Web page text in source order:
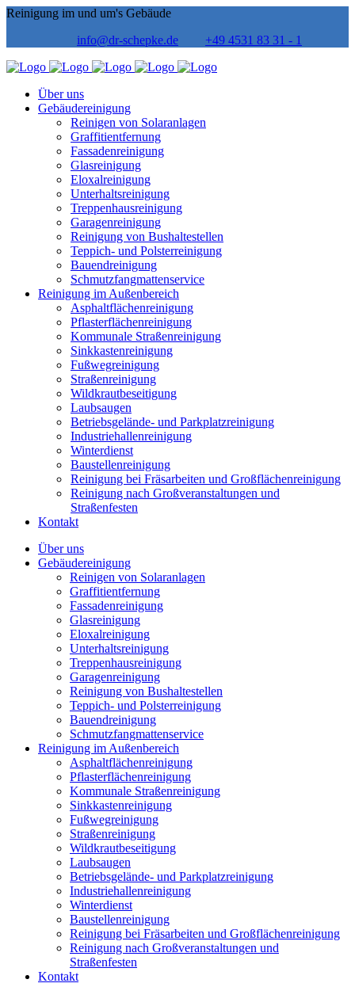
Reinigung im und um's Gebäude
info@dr-schepke.de
+49 4531 83 31 - 1
Über uns
Gebäudereinigung
Reinigen von Solaranlagen
Graffitientfernung
Fassadenreinigung
Glasreinigung
Eloxalreinigung
Unterhaltsreinigung
Treppenhausreinigung
Garagenreinigung
Reinigung von Bushaltestellen
Teppich- und Polsterreinigung
Bauendreinigung
Schmutzfangmattenservice
Reinigung im Außenbereich
Asphaltflächenreinigung
Pflasterflächenreinigung
Kommunale Straßenreinigung
Sinkkastenreinigung
Fußwegreinigung
Straßenreinigung
Wildkrautbeseitigung
Laubsaugen
Betriebsgelände- und Parkplatzreinigung
Industriehallenreinigung
Winterdienst
Baustellenreinigung
Reinigung bei Fräsarbeiten und Großflächenreinigung
Reinigung nach Großveranstaltungen und
Straßenfesten
Kontakt
Über uns
Gebäudereinigung
Reinigen von Solaranlagen
Graffitientfernung
Fassadenreinigung
Glasreinigung
Eloxalreinigung
Unterhaltsreinigung
Treppenhausreinigung
Garagenreinigung
Reinigung von Bushaltestellen
Teppich- und Polsterreinigung
Bauendreinigung
Schmutzfangmattenservice
Reinigung im Außenbereich
Asphaltflächenreinigung
Pflasterflächenreinigung
Kommunale Straßenreinigung
Sinkkastenreinigung
Fußwegreinigung
Straßenreinigung
Wildkrautbeseitigung
Laubsaugen
Betriebsgelände- und Parkplatzreinigung
Industriehallenreinigung
Winterdienst
Baustellenreinigung
Reinigung bei Fräsarbeiten und Großflächenreinigung
Reinigung nach Großveranstaltungen und
Straßenfesten
Kontakt